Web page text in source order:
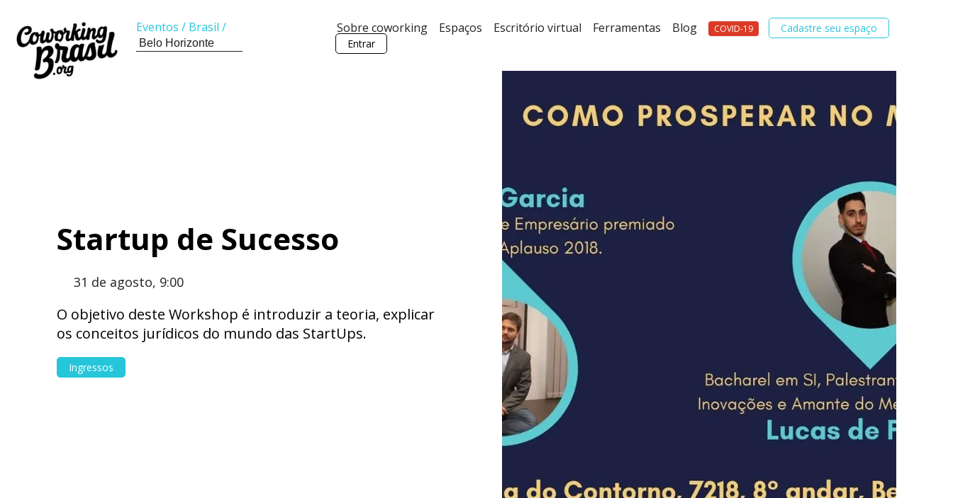
Sobre coworking Espaços Escritório virtual Ferramentas Blog COVID-19
Cadastre seu espaço
Entrar
Eventos / Brasil /
Startup de Sucesso
31 de agosto, 9:00
O objetivo deste Workshop é introduzir a teoria, explicar
os conceitos jurídicos do mundo das StartUps.
Ingressos